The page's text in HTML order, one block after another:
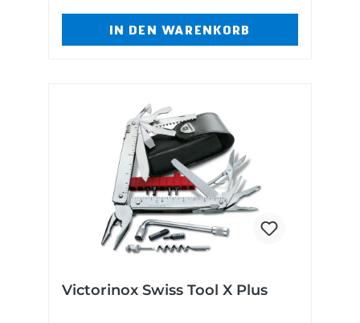
IN DEN WARENKORB
Victorinox Swiss Tool X Plus